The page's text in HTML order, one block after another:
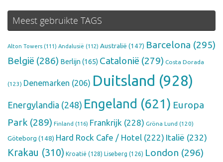
Meest gebruikte TAGS
Alton Towers (111) Andalusië (112) Australië (147) Barcelona (295)
België (286) Berlijn(165) Catalonië (279) Costa Dorada
(123) Denemarken (206) Duitsland (928)
Energylandia (248) Engeland (621) Europa
Park (289) Finland (116) Frankrijk (228) Gröna Lund (120)
Göteborg (148) Hard Rock Cafe / Hotel (222) Italië (232)
Krakau (310) Kroatië (128) Liseberg (126) London (296)